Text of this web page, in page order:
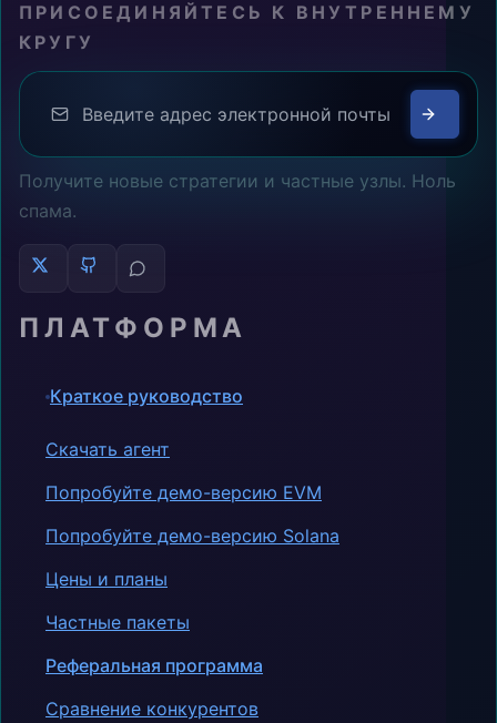
ПРИСОЕДИНЯЙТЕСЬ К ВНУТРЕННЕМУ
КРУГУ
Получите новые стратегии и частные узлы. Ноль
спама.
ПЛАТФОРМА
Краткое руководство
Скачать агент
Попробуйте демо-версию EVM
Попробуйте демо-версию Solana
Цены и планы
Частные пакеты
Реферальная программа
Сравнение конкурентов